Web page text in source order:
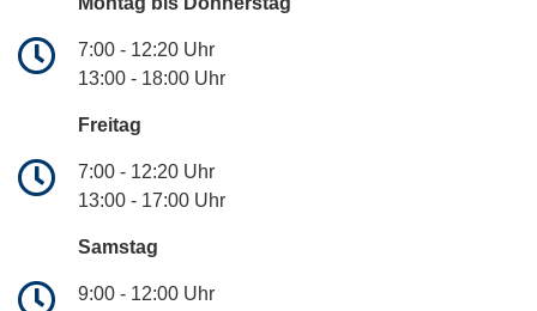
7:00 - 12:20 Uhr
13:00 - 18:00 Uhr
Freitag
7:00 - 12:20 Uhr
13:00 - 17:00 Uhr
Samstag
9:00 - 12:00 Uhr